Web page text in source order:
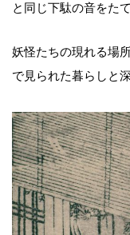
と同じ下駄の音をた
妖怪たちの現れる場
で見られた暮らしと